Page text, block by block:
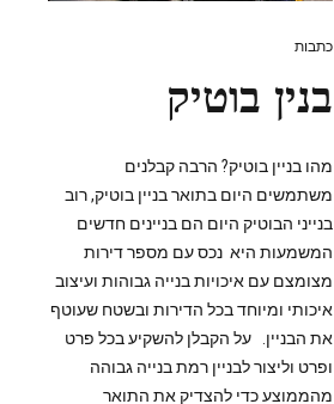
כתבות
בנין בוטיק
מהו בניין בוטיק? הרבה קבלנים
משתמשים היום בתואר בניין בוטיק, רוב
בנייני הבוטיק היום הם בניינים חדשים
המשמעות היא נכס עם מספר דירות
מצומצם עם איכויות בנייה גבוהות ועיצוב
איכותי ומיוחד בכל הדירות ובשטח שעוטף
את הבניין. על הקבלן להשקיע בכל פרט
ופרט וליצור לבניין רמת בנייה גבוהה
מהממוצע כדי להצדיק את התואר